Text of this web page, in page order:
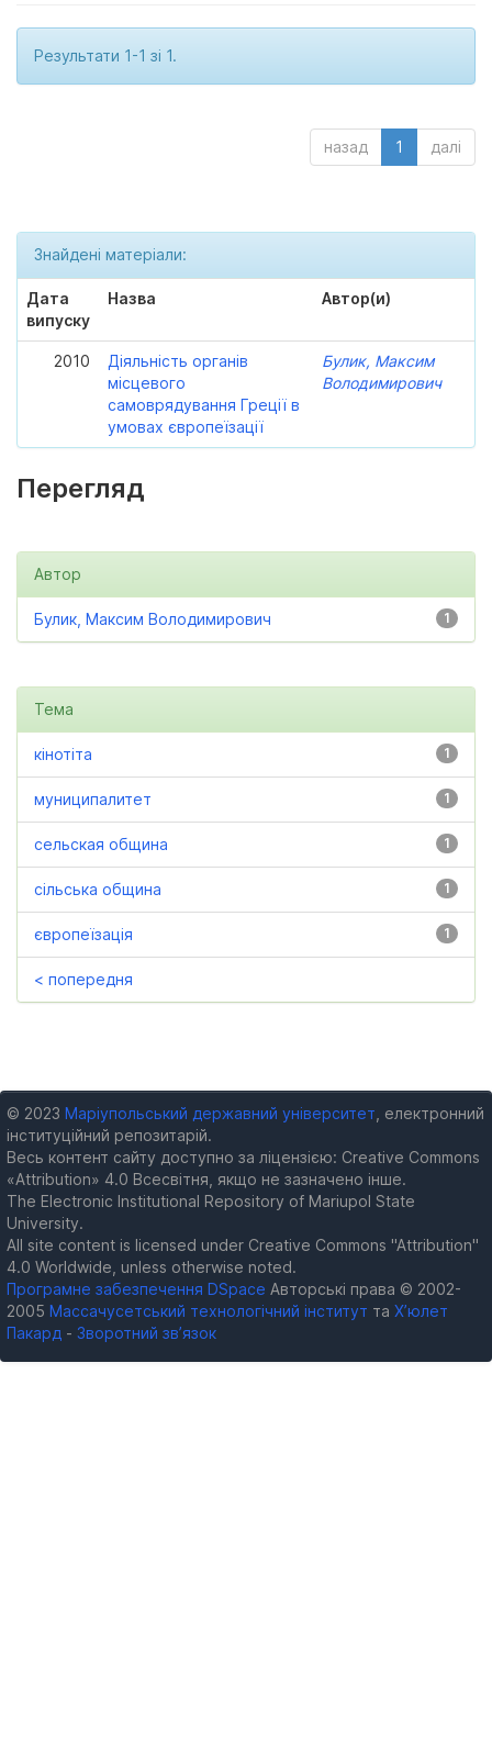
Результати 1-1 зі 1.
назад 1 далі
Знайдені матеріали:
Дата
випуску
Назва Автор(и)
2010
Діяльність органів
місцевого
самоврядування Греції в
умовах європеїзації
Булик, Максим
Володимирович
Перегляд
Автор
1
Булик, Максим Володимирович
Тема
1
кінотіта
1
муниципалитет
1
сельская община
1
сільська община
1
європеїзація
< попередня
© 2023 Маріупольський державний університет , електронний
інституційний репозитарій.
Весь контент сайту доступно за ліцензією: Creative Commons
«Attribution» 4.0 Всесвітня, якщо не зазначено інше.
The Electronic Institutional Repository of Mariupol State
University.
All site content is licensed under Creative Commons "Attribution"
4.0 Worldwide, unless otherwise noted.
Програмне забезпечення DSpace Авторські права © 2002-
2005 Массачусетський технологічний інститут та Х’юлет
Пакард - Зворотний зв’язок